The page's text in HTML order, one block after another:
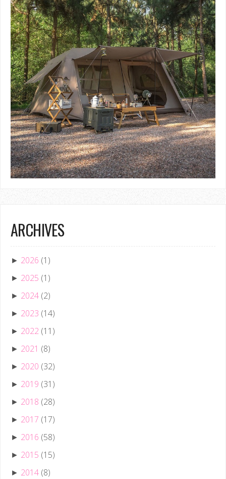
ARCHIVES
► 2026 (1)
► 2025 (1)
► 2024 (2)
► 2023 (14)
► 2022 (11)
► 2021 (8)
► 2020 (32)
► 2019 (31)
► 2018 (28)
► 2017 (17)
► 2016 (58)
► 2015 (15)
► 2014 (8)